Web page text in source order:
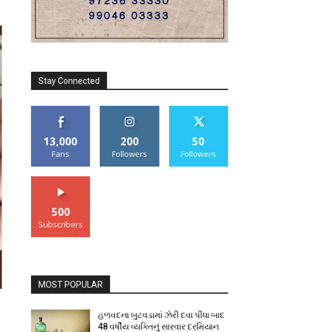
Stay Connected
13,000
Fans
200
Followers
50
Followers
500
Subscribers
MOST POPULAR
હળવદના બુટવડામાં ઝેરી દવા પીધા બાદ
48 વર્ષીય વ્યક્તિનું સારવાર દરમિયાન